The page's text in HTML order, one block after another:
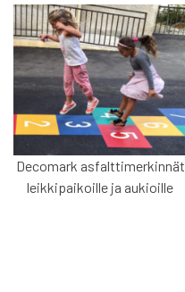
Decomark asfalttimerkinnät
leikkipaikoille ja aukioille